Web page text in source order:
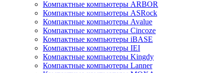
Компактные компьютеры ARBOR
Компактные компьютеры ASRock
Компактные компьютеры Avalue
Компактные компьютеры Cincoze
Компактные компьютеры iBASE
Компактные компьютеры IEI
Компактные компьютеры Kingdy
Компактные компьютеры Lanner